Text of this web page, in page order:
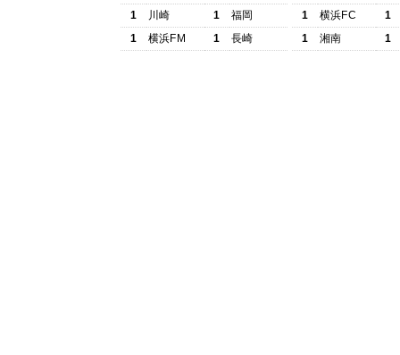
1
川崎 1
福岡
1
横浜FM 1 長崎
1
横浜FC
1
1
湘南 1